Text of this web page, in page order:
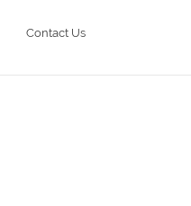
Contact Us